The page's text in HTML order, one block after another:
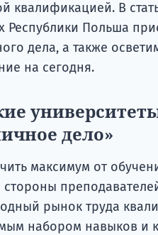
квалификацией. В
Республики Польша
дела, а также
на сегодня.
дело»
максимум от
стороны
рынок труда
набором навыков и